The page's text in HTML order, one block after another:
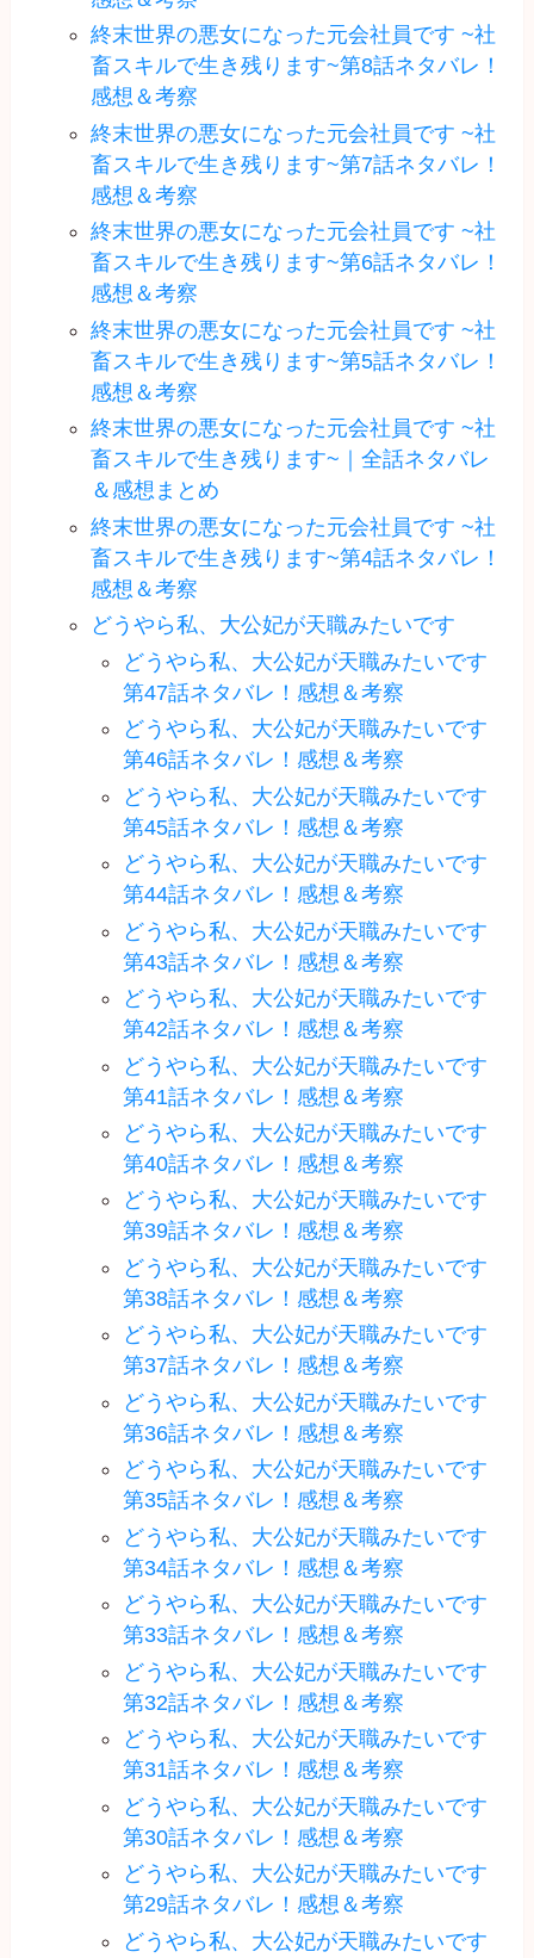
終末世界の悪女になった元会社員です ~社
畜スキルで生き残ります~第8話ネタバレ！
感想＆考察
終末世界の悪女になった元会社員です ~社
畜スキルで生き残ります~第7話ネタバレ！
感想＆考察
終末世界の悪女になった元会社員です ~社
畜スキルで生き残ります~第6話ネタバレ！
感想＆考察
終末世界の悪女になった元会社員です ~社
畜スキルで生き残ります~第5話ネタバレ！
感想＆考察
終末世界の悪女になった元会社員です ~社
畜スキルで生き残ります~｜全話ネタバレ
＆感想まとめ
終末世界の悪女になった元会社員です ~社
畜スキルで生き残ります~第4話ネタバレ！
感想＆考察
どうやら私、大公妃が天職みたいです
どうやら私、大公妃が天職みたいです
第47話ネタバレ！感想＆考察
どうやら私、大公妃が天職みたいです
第46話ネタバレ！感想＆考察
どうやら私、大公妃が天職みたいです
第45話ネタバレ！感想＆考察
どうやら私、大公妃が天職みたいです
第44話ネタバレ！感想＆考察
どうやら私、大公妃が天職みたいです
第43話ネタバレ！感想＆考察
どうやら私、大公妃が天職みたいです
第42話ネタバレ！感想＆考察
どうやら私、大公妃が天職みたいです
第41話ネタバレ！感想＆考察
どうやら私、大公妃が天職みたいです
第40話ネタバレ！感想＆考察
どうやら私、大公妃が天職みたいです
第39話ネタバレ！感想＆考察
どうやら私、大公妃が天職みたいです
第38話ネタバレ！感想＆考察
どうやら私、大公妃が天職みたいです
第37話ネタバレ！感想＆考察
どうやら私、大公妃が天職みたいです
第36話ネタバレ！感想＆考察
どうやら私、大公妃が天職みたいです
第35話ネタバレ！感想＆考察
どうやら私、大公妃が天職みたいです
第34話ネタバレ！感想＆考察
どうやら私、大公妃が天職みたいです
第33話ネタバレ！感想＆考察
どうやら私、大公妃が天職みたいです
第32話ネタバレ！感想＆考察
どうやら私、大公妃が天職みたいです
第31話ネタバレ！感想＆考察
どうやら私、大公妃が天職みたいです
第30話ネタバレ！感想＆考察
どうやら私、大公妃が天職みたいです
第29話ネタバレ！感想＆考察
どうやら私、大公妃が天職みたいです